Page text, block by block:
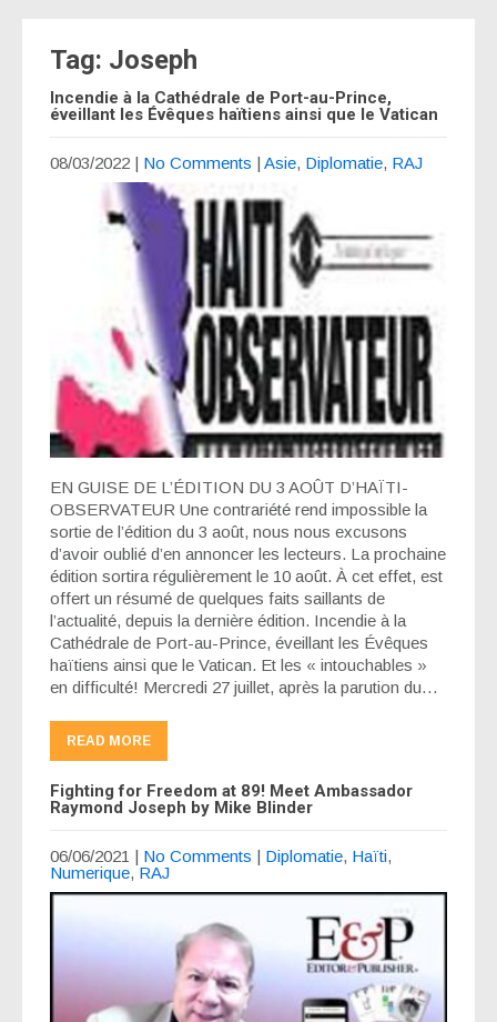
Tag: Joseph
Incendie à la Cathédrale de Port-au-Prince,
éveillant les Évêques haïtiens ainsi que le Vatican
08/03/2022 | No Comments | Asie, Diplomatie, RAJ
EN GUISE DE L’ÉDITION DU 3 AOÛT D’HAÏTI-
OBSERVATEUR Une contrariété rend impossible la
sortie de l’édition du 3 août, nous nous excusons
d’avoir oublié d’en annoncer les lecteurs. La prochaine
édition sortira régulièrement le 10 août. À cet effet, est
offert un résumé de quelques faits saillants de
l’actualité, depuis la dernière édition. Incendie à la
Cathédrale de Port-au-Prince, éveillant les Évêques
haïtiens ainsi que le Vatican. Et les « intouchables »
en difficulté! Mercredi 27 juillet, après la parution du…
READ MORE
Fighting for Freedom at 89! Meet Ambassador
Raymond Joseph by Mike Blinder
06/06/2021 | No Comments | Diplomatie, Haïti,
Numerique, RAJ